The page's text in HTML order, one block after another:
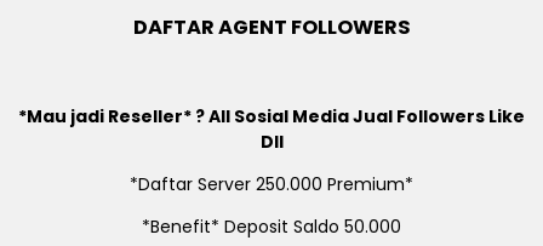
DAFTAR AGENT FOLLOWERS
*Mau jadi Reseller* ? All Sosial Media Jual Followers Like
Dll
*Daftar Server 250.000 Premium*
*Benefit* Deposit Saldo 50.000